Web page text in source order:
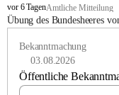
B
u
vor 6 TagenAmtliche Mitteilung
Übung des Bundesheeres
Bekanntmachung
03.08.2026
Öffentliche